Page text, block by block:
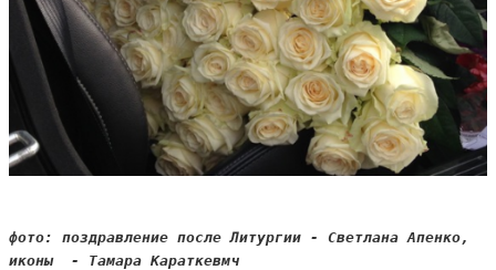
фото: поздравление после Литургии - Светлана Апенко,
иконы  - Тамара Караткевмч